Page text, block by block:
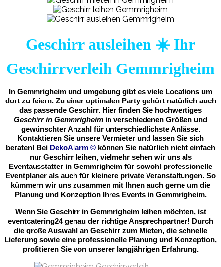
Geschirr ausleihen ☀️ Ihr
Geschirrverleih Gemmrigheim
In Gemmrigheim und umgebung gibt es viele Locations um
dort zu feiern. Zu einer optimalen Party gehört natürlich auch
das passende Geschirr. Hier finden Sie hochwertiges
Geschirr in Gemmrigheim in verschiedenen Größen und
gewünschter Anzahl für unterschiedlichste Anlässe.
Kontaktieren Sie unsere Vermieter und lassen Sie sich
beraten! Bei DekoAlarm © können Sie natürlich nicht einfach
nur Geschirr leihen, vielmehr sehen wir uns als
Eventausstatter in Gemmrigheim für sowohl professionelle
Eventplaner als auch für kleinere private Veranstaltungen. So
kümmern wir uns zusammen mit Ihnen auch gerne um die
Planung und Konzeption Ihres Events in Gemmrigheim.
Wenn Sie Geschirr in Gemmrigheim leihen möchten, ist
eventcatering24 genau der richtige Ansprechpartner! Durch
die große Auswahl an Geschirr zum Mieten, die schnelle
Lieferung sowie eine professionelle Planung und Konzeption,
profitieren Sie von unserer langjährigen Erfahrung.